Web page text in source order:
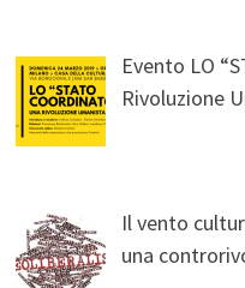
Evento LO
Rivoluzione
Il vento
una